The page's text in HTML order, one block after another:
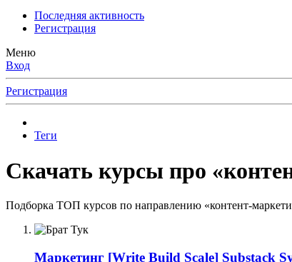
Последняя активность
Регистрация
Меню
Вход
Регистрация
Теги
Скачать курсы про
Подборка ТОП курсов по направлению «контент-
Маркетинг [Write Build Scale] Substack